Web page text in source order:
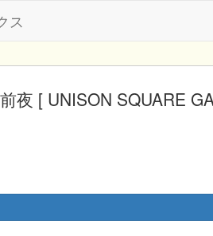
ス
夜 [ UNISON SQUARE